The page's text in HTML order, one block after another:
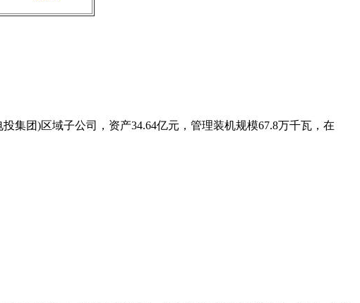
团)区域子公司，资产34.64亿元，管理装机规模67.8万千瓦，在